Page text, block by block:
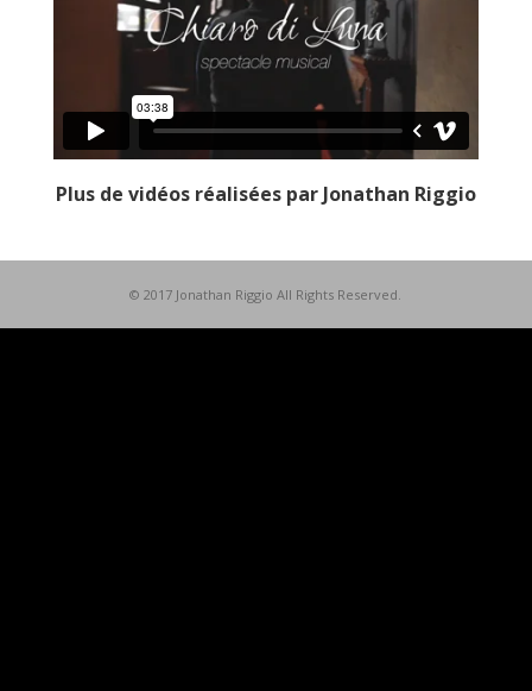
Plus de vidéos réalisées par Jonathan Riggio
© 2017 Jonathan Riggio All Rights Reserved.